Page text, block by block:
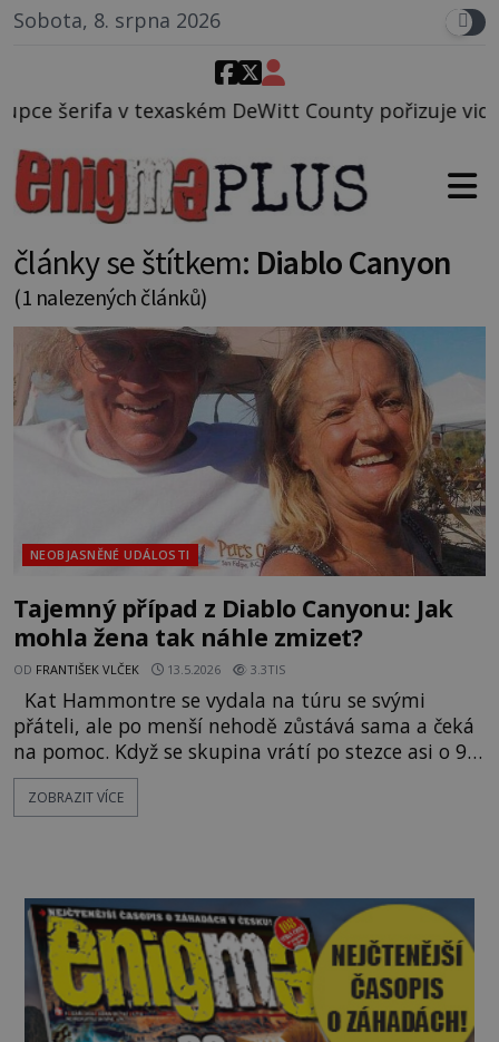
Sobota, 8. srpna 2026
DeWitt County pořizuje video, na kterém
články se štítkem: Diablo Canyon
(1 nalezených článků)
NEOBJASNĚNÉ UDÁLOSTI
Tajemný případ z Diablo Canyonu: Jak
mohla žena tak náhle zmizet?
OD FRANTIŠEK VLČEK 13.5.2026 3.3TIS
přáteli, ale po menší nehodě zůstává sama a čeká
na pomoc. Když se skupina vrátí po stezce asi o 90
minut později, Kat a její pes Tootsie jsou
nenávratně pryč. Co se stalo? Proč po nich není ani
ZOBRAZIT VÍCE